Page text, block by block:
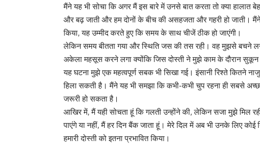
मैंने यह भी सोचा कि अगर मैं इस बारे में उनसे बात करता तो क्या
और बढ़ जाती और हम दोनों के बीच की असहजता और गहरी हो जाती।
किया, यह उम्मीद करते हुए कि समय के साथ चीजें ठीक हो जाएंगी।
लेकिन समय बीतता गया और स्थिति जस की तस रही। वह मुझसे बचने
अकेला महसूस करने लगा क्योंकि जिस दोस्ती ने मुझे काम के दौरान सुकून
यह घटना मुझे एक महत्वपूर्ण सबक भी सिखा गई। इंसानी रिश्ते कितने
हिला सकती है। मैंने यह भी समझा कि कभी-कभी चुप रहना ही सबसे
जरूरी हो सकता है।
आखिर में, मैं यही सोचता हूं कि गलती उन्होंने की, लेकिन सजा मुझे मिल
पाएंगे या नहीं, मैं हर दिन बैंक जाता हूं। मेरे दिल में अब भी उनके लिए
हमारी दोस्ती को इतना प्रभावित किया।